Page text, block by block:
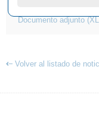
Documento adjunto
Volver al listado de